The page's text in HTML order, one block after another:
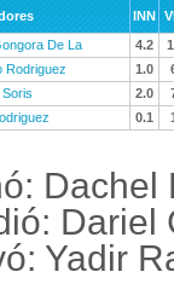
INN
De La
4.2
Rodriguez
1.0
Soris
2.0
0.1
Dachel
Dariel
Yadir